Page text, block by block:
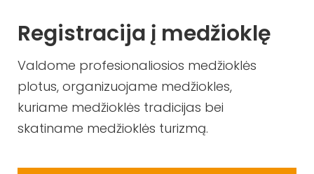
Registracija į medžioklę
Valdome profesionaliosios medžioklės
plotus, organizuojame medžiokles,
kuriame medžioklės tradicijas bei
skatiname medžioklės turizmą.